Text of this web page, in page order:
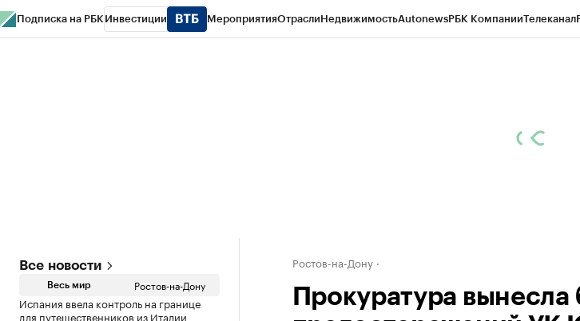
Подписка на РБК Инвестиции МероприятияОтраслиНедвижимостьAutonewsРБК КомпанииТелеканал
Все новости
Весь мир Ростов-на-Дону
Испания ввела контроль на границе
для путешественников из Италии
Ростов-на-Дону
Прокуратура